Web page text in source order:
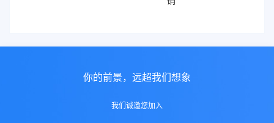
你的前景，远超我们想象
我们诚邀您加入